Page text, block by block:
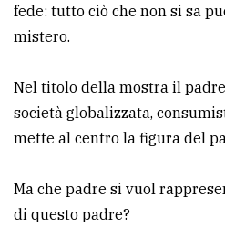
fede: tutto ciò che non si sa
mistero.
Nel titolo della mostra il
società globalizzata,
mette al centro la figura del
Ma che padre si vuol
di questo padre?